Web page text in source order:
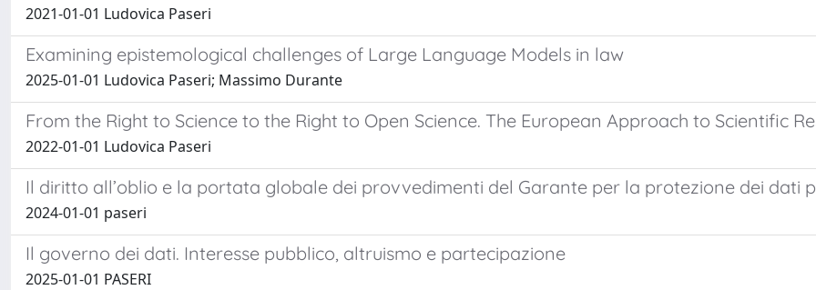
2021-01-01 Ludovica Paseri
Examining epistemological challenges of Large Language Models in law
2025-01-01 Ludovica Paseri; Massimo Durante
From the Right to Science to the Right to Open Science. The European Approach to Scientific
2022-01-01 Ludovica Paseri
Il diritto all’oblio e la portata globale dei provvedimenti del Garante per la protezione dei dati
2024-01-01 paseri
Il governo dei dati. Interesse pubblico, altruismo e partecipazione
2025-01-01 PASERI